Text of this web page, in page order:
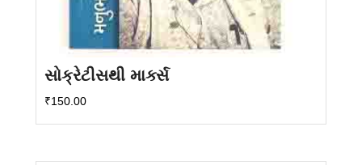
સોક્રેટીસથી માર્ક્સ
₹150.00